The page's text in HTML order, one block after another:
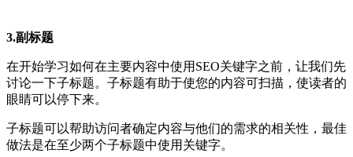
3.副标题
在开始学习如何在主要内容中使用SEO关键字之前，让我们先
讨论一下子标题。子标题有助于使您的内容可扫描，使读者的
眼睛可以停下来。
子标题可以帮助访问者确定内容与他们的需求的相关性，最佳
做法是在至少两个子标题中使用关键字。